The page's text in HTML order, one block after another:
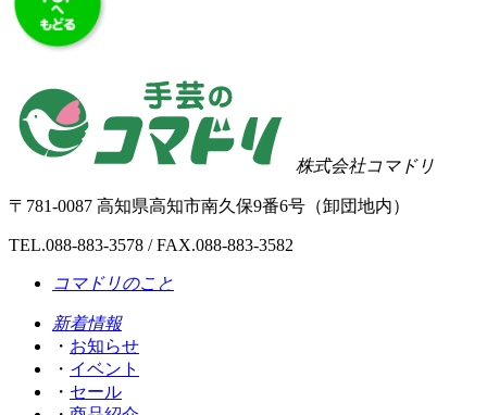
株式会社コマドリ
〒 781-0087 高知県高知市南久保9番6号（卸団地内）
TEL.088-883-3578 / FAX.088-883-3582
コマドリのこと
新着情報
・ お知らせ
・ イベント
・ セール